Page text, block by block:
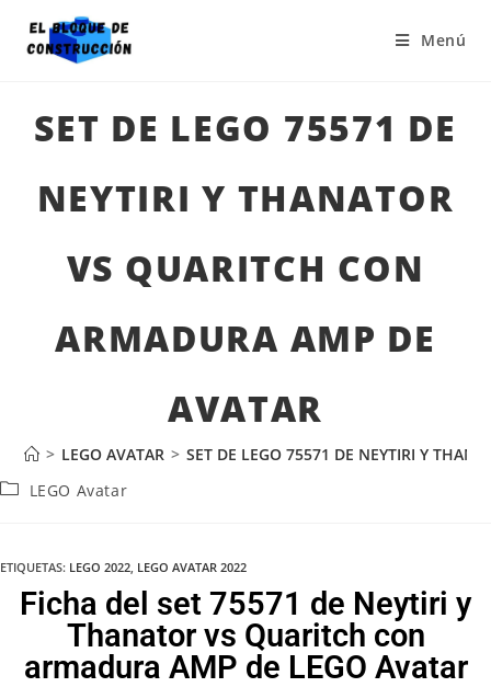
Menú
SET DE LEGO 75571 DE
NEYTIRI Y THANATOR
VS QUARITCH CON
ARMADURA AMP DE
AVATAR
> LEGO AVATAR > SET DE LEGO 75571 DE NEYTIRI Y
LEGO Avatar
ETIQUETAS: LEGO 2022, LEGO AVATAR 2022
Ficha del set 75571 de Neytiri y
Thanator vs Quaritch con
armadura AMP de LEGO Avatar